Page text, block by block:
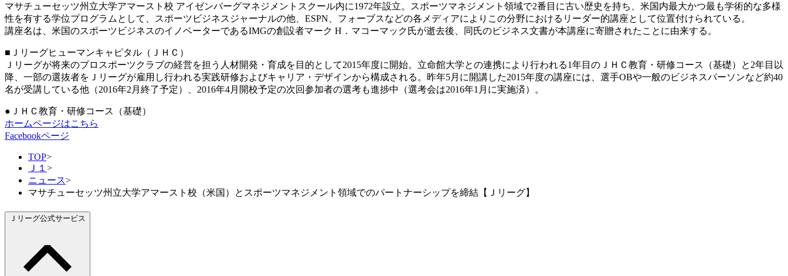
マサチューセッツ州立大学アマースト校 アイゼンバーグマネジメントスクール内に1972年設立。スポーツマネジメント領域で2番目に古い歴史を持ち、米国内最大かつ最も学術的な多様
性を有する学位プログラムとして、スポーツビジネスジャーナルの他、ESPN、フォーブスなどの各メディアによりこの分野におけるリーダー的講座として位置付けられている。
講座名は、米国のスポーツビジネスのイノベーターであるIMGの創設者マーク H．マコーマック氏が逝去後、同氏のビジネス文書が本講座に寄贈されたことに由来する。
■Ｊリーグヒューマンキャピタル（ＪＨＣ）
Ｊリーグが将来のプロスポーツクラブの経営を担う人材開発・育成を目的として2015年度に開始。立命館大学との連携により行われる1年目のＪＨＣ教育・研修コース（基礎）と2年目以
降、一部の選抜者をＪリーグが雇用し行われる実践研修およびキャリア・デザインから構成される。昨年5月に開講した2015年度の講座には、選手OBや一般のビジネスパーソンなど約40
名が受講している他（2016年2月終了予定）、2016年4月開校予定の次回参加者の選考も進捗中（選考会は2016年1月に実施済）。
●ＪＨＣ教育・研修コース（基礎）
ホームページはこちら
Facebookページ
TOP>
Ｊ１ >
ニュース>
マサチューセッツ州立大学アマースト校（米国）とスポーツマネジメント領域でのパートナーシップを締結【Ｊリーグ】
Ｊリーグ公式サービス